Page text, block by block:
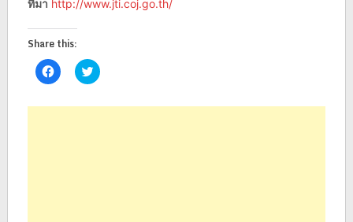
ที่มา http://www.jti.coj.go.th/
Share this:
Click
to
Facebook
Click
to
Twitter